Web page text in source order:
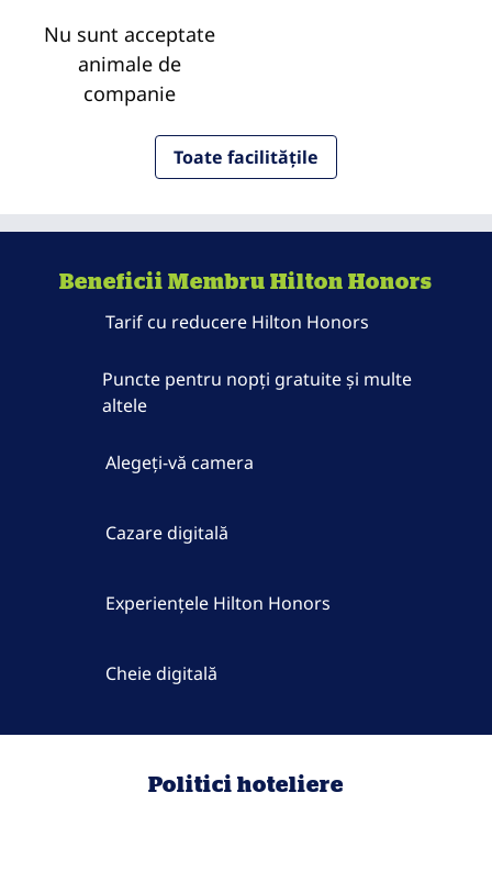
Nu sunt acceptate
animale de
companie
Toate facilitățile
Beneficii Membru Hilton Honors
Tarif cu reducere Hilton Honors
Puncte pentru nopți gratuite și multe
altele
Alegeți-vă camera
Cazare digitală
Experiențele Hilton Honors
Cheie digitală
Politici hoteliere